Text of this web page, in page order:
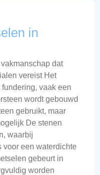
in
dat
vereist Het
vaak een
wordt gebouwd
gebruikt, maar
De stenen
waarbij
voor een waterdichte
gebeurt in
worden